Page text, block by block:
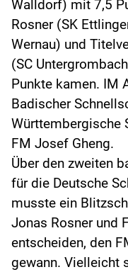
Walldorf) mit 7,5
Rosner (SK
Wernau) und
(SC
Punkte kamen. IM
Badischer
Württembergische
FM Josef Gheng.
Über den zweiten
für die Deutsche
musste ein
Jonas Rosner und
entscheiden, den
gewann. Vielleicht